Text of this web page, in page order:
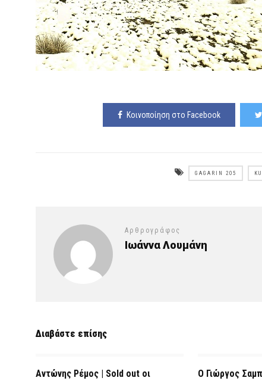
Κοινοποίηση στο Facebook
GAGARIN 205
Αρθρογράφος
Ιωάννα Λουμάνη
Διαβάστε επίσης
Αντώνης Ρέμος | Sold out οι
Ο Γιώργος